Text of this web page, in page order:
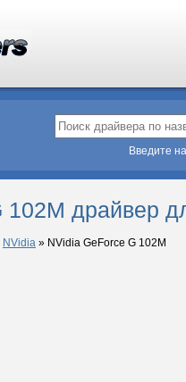
Введите
102M драйвер
NVidia » NVidia GeForce G 102M